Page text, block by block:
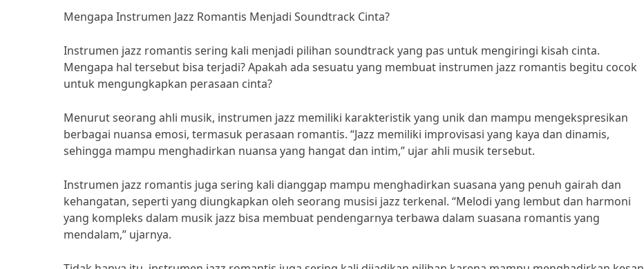
Mengapa Instrumen Jazz Romantis Menjadi Soundtrack Cinta?
Instrumen jazz romantis sering kali menjadi pilihan soundtrack yang pas untuk mengiringi kisah cinta.
Mengapa hal tersebut bisa terjadi? Apakah ada sesuatu yang membuat instrumen jazz romantis begitu cocok
untuk mengungkapkan perasaan cinta?
Menurut seorang ahli musik, instrumen jazz memiliki karakteristik yang unik dan mampu mengekspresikan
berbagai nuansa emosi, termasuk perasaan romantis. “Jazz memiliki improvisasi yang kaya dan dinamis,
sehingga mampu menghadirkan nuansa yang hangat dan intim,” ujar ahli musik tersebut.
Instrumen jazz romantis juga sering kali dianggap mampu menghadirkan suasana yang penuh gairah dan
kehangatan, seperti yang diungkapkan oleh seorang musisi jazz terkenal. “Melodi yang lembut dan harmoni
yang kompleks dalam musik jazz bisa membuat pendengarnya terbawa dalam suasana romantis yang
mendalam,” ujarnya.